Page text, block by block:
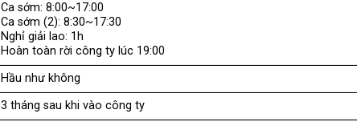
Ca sớm: 8:00~17:00
Ca sớm (2): 8:30~17:30
Nghỉ giải lao: 1h
Hoàn toàn rời công ty lúc 19:00
Hầu như không
3 tháng sau khi vào công ty